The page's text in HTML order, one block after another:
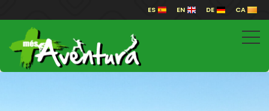
ES EN DE CA